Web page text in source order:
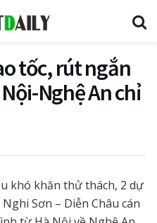
tốc, rút ngắn
Nghệ An chỉ
khó khăn thử thách, 2 dự
Sơn – Diễn Châu cán